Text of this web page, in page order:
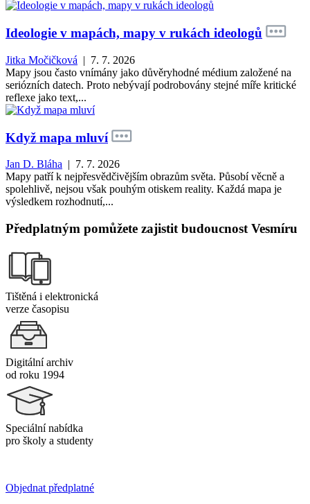
Ideologie v mapách, mapy v rukách ideologů
Jitka Močičková | 7. 7. 2026
Mapy jsou často vnímány jako důvěryhodné médium založené na
seriózních datech. Proto nebývají podrobovány stejné míře kritické
reflexe jako text,...
Když mapa mluví
Jan D. Bláha | 7. 7. 2026
Mapy patří k nejpřesvědčivějším obrazům světa. Působí věcně a
spolehlivě, nejsou však pouhým otiskem reality. Každá mapa je
výsledkem rozhodnutí,...
Předplatným pomůžete zajistit budoucnost Vesmíru
Tištěná i elektronická
verze časopisu
Digitální archiv
od roku 1994
Speciální nabídka
pro školy a studenty
Objednat předplatné